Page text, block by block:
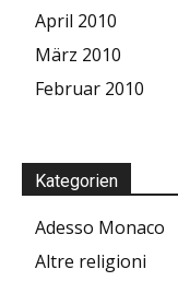
April 2010
März 2010
Februar 2010
Kategorien
Adesso Monaco
Altre religioni